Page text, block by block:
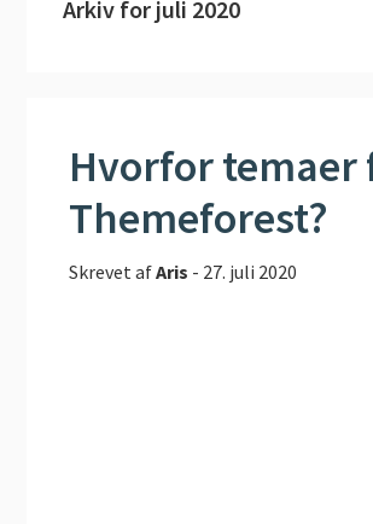
Arkiv for juli 2020
Hvorfor temaer
Themeforest?
Skrevet afAris - 27. juli 2020